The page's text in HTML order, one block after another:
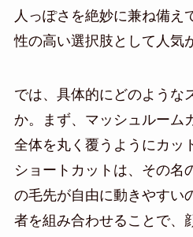
人っぽさを絶妙に兼ね備え
性の高い選択肢として人気
では、具体的にどのような
か。まず、マッシュルーム
全体を丸く覆うようにカッ
ショートカットは、その名
の毛先が自由に動きやすい
者を組み合わせることで、